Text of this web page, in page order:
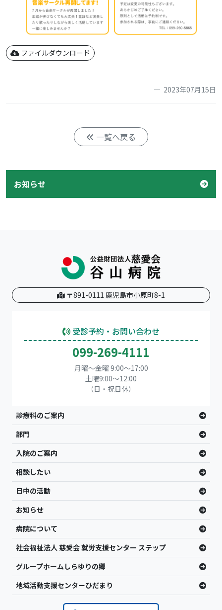
ファイルダウンロード
2023年07月15日
一覧へ戻る
お知らせ
〒891-0111 鹿児島市小原町8-1
受診予約・お問い合わせ
099-269-4111
月曜～金曜 9:00～17:00
土曜9:00〜12:00
（日・祝日休）
診療科のご案内
部門
入院のご案内
相談したい
日中の活動
お知らせ
病院について
社会福祉法人 慈愛会 就労支援センター ステップ
グループホームしらゆりの郷
地域活動支援センターひだまり